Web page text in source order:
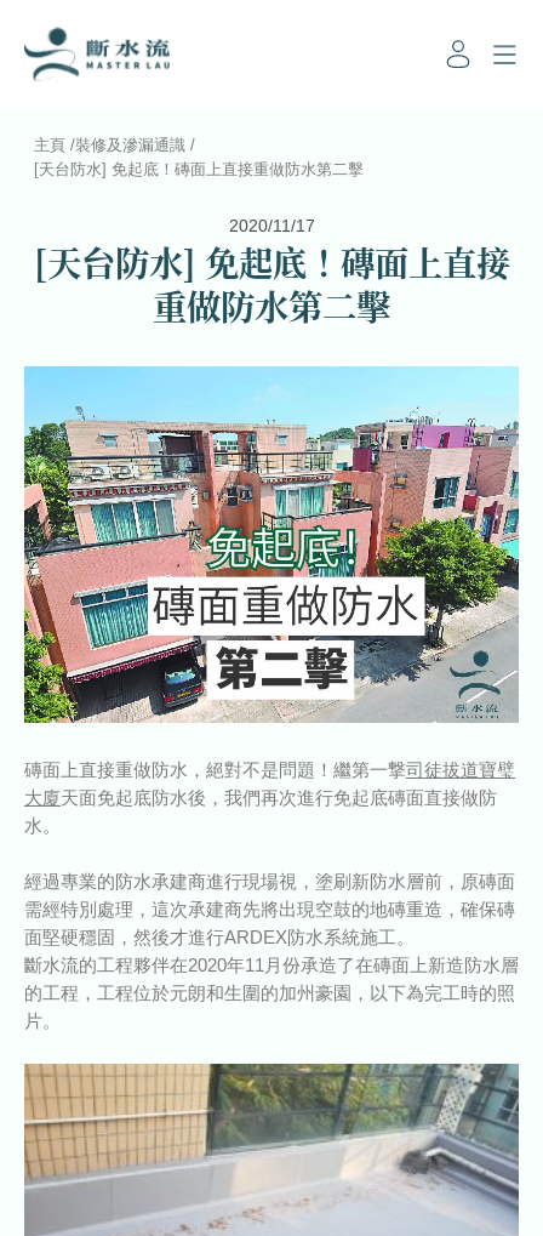
主頁 /裝修及滲漏通識 /
[天台防水] 免起底！磚面上直接重做防水第二擊
2020/11/17
[天台防水] 免起底！磚面上直接
重做防水第二擊
磚面上直接重做防水，絕對不是問題！繼第一撃司徒拔道寶璧
大廈天面免起底防水後 ，我們再次進行免起底磚面直接做防
水。
經過專業的防水承建商進行現場視 ，塗刷新防水層前，原磚面
需經特別處理，這次承建商先將出現空鼓的地磚重造，確保磚
面堅硬穩固， 然後才進行ARDEX防水系統施工。
斷水流的工程夥伴在2020年11 月份承造了在磚面上新造防水層
的工程，工程位於元朗和生圍的加州豪園
，以下為完工時的照
片。